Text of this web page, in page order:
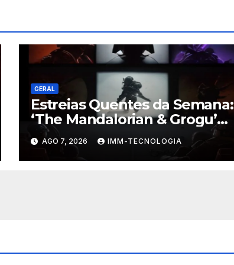
GERAL
Estreias Quentes da Semana:
‘The Mandalorian & Grogu’
Anunciado e Outros
Lançamentos Imperdíveis!
AGO 7, 2026 IMM-TECNOLOGIA